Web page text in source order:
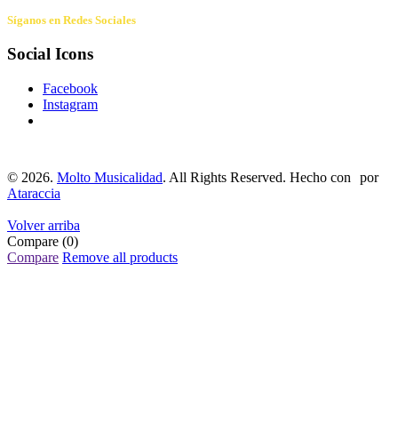
Síganos en Redes Sociales
Social Icons
Facebook
Instagram
© 2026. Molto Musicalidad. All Rights Reserved. Hecho con
por
Ataraccia
Volver arriba
Compare (0)
Compare Remove all products